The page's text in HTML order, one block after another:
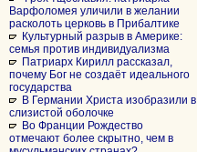
Варфоломея уличили в желании
расколоть церковь в Прибалтике
Культурный разрыв в Америке:
семья против индивидуализма
Патриарх Кирилл рассказал,
почему Бог не создаёт идеального
государства
В Германии Христа изобразили в
слизистой оболочке
Во Франции Рождество
отмечают более скрытно, чем в